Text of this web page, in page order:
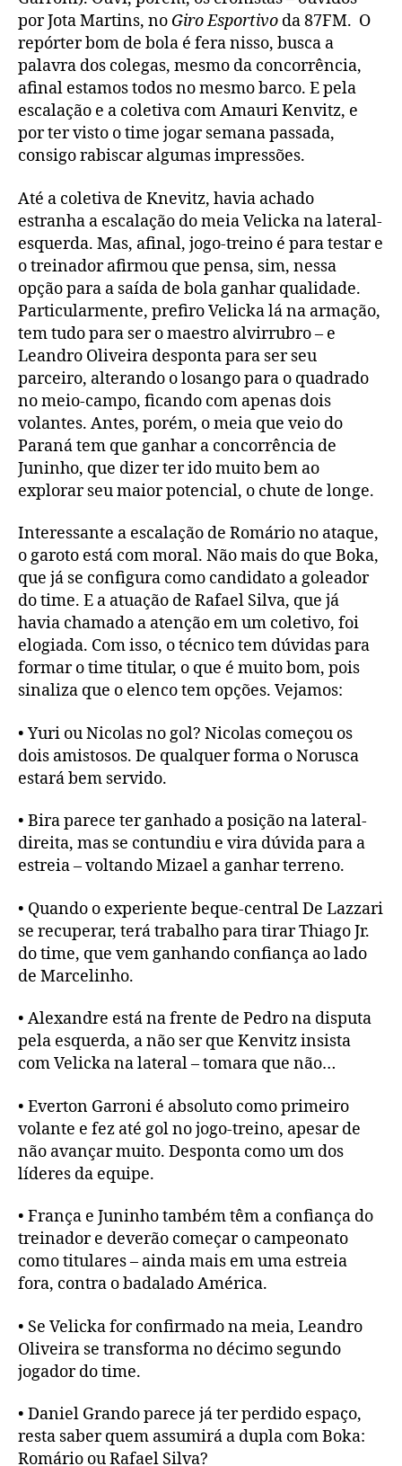
por Jota Martins, no Giro Esportivo da 87FM. O
repórter bom de bola é fera nisso, busca a
palavra dos colegas, mesmo da concorrência,
afinal estamos todos no mesmo barco. E pela
escalação e a coletiva com Amauri Kenvitz, e
por ter visto o time jogar semana passada,
consigo rabiscar algumas impressões.
Até a coletiva de Knevitz, havia achado
estranha a escalação do meia Velicka na lateral-
esquerda. Mas, afinal, jogo-treino é para testar e
o treinador afirmou que pensa, sim, nessa
opção para a saída de bola ganhar qualidade.
Particularmente, prefiro Velicka lá na armação,
tem tudo para ser o maestro alvirrubro – e
Leandro Oliveira desponta para ser seu
parceiro, alterando o losango para o quadrado
no meio-campo, ficando com apenas dois
volantes. Antes, porém, o meia que veio do
Paraná tem que ganhar a concorrência de
Juninho, que dizer ter ido muito bem ao
explorar seu maior potencial, o chute de longe.
Interessante a escalação de Romário no ataque,
o garoto está com moral. Não mais do que Boka,
que já se configura como candidato a goleador
do time. E a atuação de Rafael Silva, que já
havia chamado a atenção em um coletivo, foi
elogiada. Com isso, o técnico tem dúvidas para
formar o time titular, o que é muito bom, pois
sinaliza que o elenco tem opções. Vejamos:
• Yuri ou Nicolas no gol? Nicolas começou os
dois amistosos. De qualquer forma o Norusca
estará bem servido.
• Bira parece ter ganhado a posição na lateral-
direita, mas se contundiu e vira dúvida para a
estreia – voltando Mizael a ganhar terreno.
• Quando o experiente beque-central De Lazzari
se recuperar, terá trabalho para tirar Thiago Jr.
do time, que vem ganhando confiança ao lado
de Marcelinho.
• Alexandre está na frente de Pedro na disputa
pela esquerda, a não ser que Kenvitz insista
com Velicka na lateral – tomara que não…
• Everton Garroni é absoluto como primeiro
volante e fez até gol no jogo-treino, apesar de
não avançar muito. Desponta como um dos
líderes da equipe.
• França e Juninho também têm a confiança do
treinador e deverão começar o campeonato
como titulares – ainda mais em uma estreia
fora, contra o badalado América.
• Se Velicka for confirmado na meia, Leandro
Oliveira se transforma no décimo segundo
jogador do time.
• Daniel Grando parece já ter perdido espaço,
resta saber quem assumirá a dupla com Boka:
Romário ou Rafael Silva?